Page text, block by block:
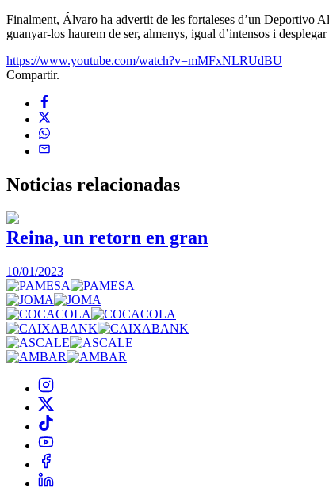
Finalment, Álvaro ha advertit de les fortaleses d’un Deportivo
guanyar-los haurem de ser, almenys, igual d’intensos i
https://www.youtube.com/watch?v=mMFxNLRUdBU
Compartir.
Noticias relacionadas
Reina, un retorn en gran
10/01/2023